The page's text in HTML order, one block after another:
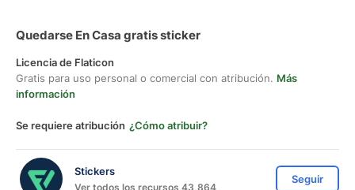
Quedarse En Casa gratis sticker
Licencia de Flaticon
Gratis para uso personal o comercial con atribución. Más
información
Se requiere atribución ¿Cómo atribuir?
Stickers
Ver todos los recursos 43,864
Seguir